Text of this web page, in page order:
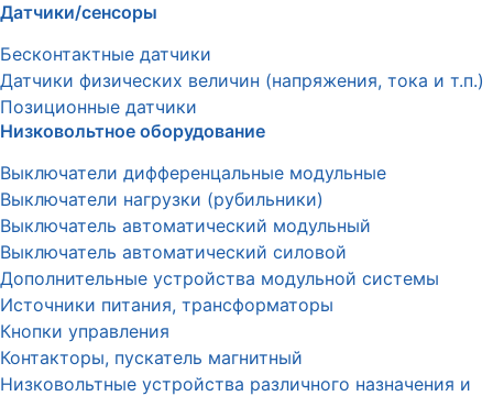
Датчики/сенсоры
Бесконтактные датчики
Датчики физических величин (напряжения, тока и т.п.)
Позиционные датчики
Низковольтное оборудование
Выключатели дифференцальные модульные
Выключатели нагрузки (рубильники)
Выключатель автоматический модульный
Выключатель автоматический силовой
Дополнительные устройства модульной системы
Источники питания, трансформаторы
Кнопки управления
Контакторы, пускатель магнитный
Низковольтные устройства различного назначения и